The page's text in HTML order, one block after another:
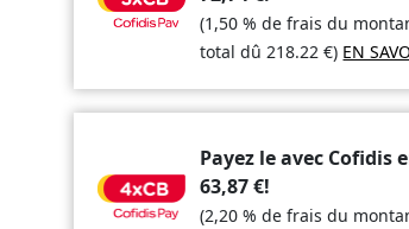
(1,50 % de frais du
total dû218.22€) EN
Payez le avec Cofidis
63,87€!
(2,20 % de frais du